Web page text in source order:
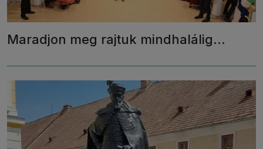
Maradjon meg rajtuk mindhalálig…